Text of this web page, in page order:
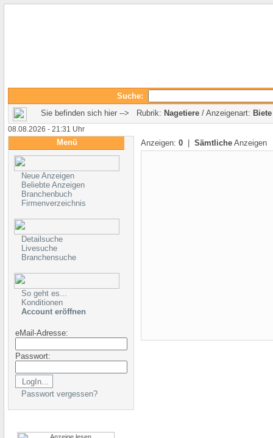
Suche:
Sie befinden sich hier --> Rubrik: Nagetiere / Anzeigenart: Biete
08.08.2026 - 21:31 Uhr
Menü
Neue Anzeigen
Beliebte Anzeigen
Branchenbuch
Firmenverzeichnis
Detailsuche
Livesuche
Branchensuche
So geht es...
Konditionen
Account eröffnen
eMail-Adresse:
Passwort:
Passwort vergessen?
Anzeigen: 0 Sämtliche Anzeigen